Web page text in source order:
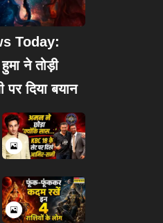
Today:
ने तोड़ी
पर दिया बयान